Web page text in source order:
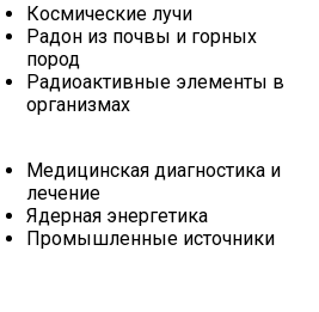
Космические лучи
Радон из почвы и горных
пород
Радиоактивные элементы в
организмах
Медицинская диагностика и
лечение
Ядерная энергетика
Промышленные источники